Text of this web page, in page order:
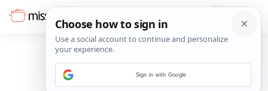
Sign in with Google